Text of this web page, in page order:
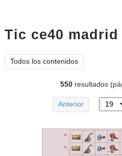
Tic ce40 madrid
Todos los contenidos
550 resultados
Anterior